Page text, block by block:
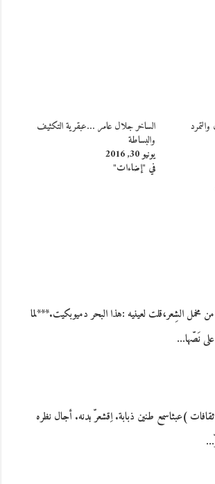
الساخر جلال عامر …عبقرية التكثيف
والبساطة
يونيو 30, 2016
في "إضاءات"
مخمل الشِعر،قلت لعينيه :هذا البحر دميوبكيت.***لما
نَصّها…
)عبثاسمع طنين ذبابة. اِقشعرّ بدنه. أجال نظره